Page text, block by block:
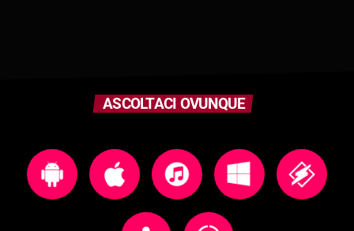
ASCOLTACI OVUNQUE